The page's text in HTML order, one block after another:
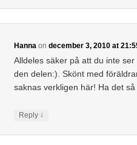
Hanna on december 3, 2010 at
Alldeles säker på att du inte
den delen:). Skönt med
saknas verkligen här! Ha det
Reply ↓